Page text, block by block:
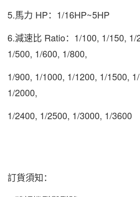
5.馬力 HP：1/16HP~5HP
6.減速比 Ratio： 1/100, 1/150,
1/500, 1/600, 1/800,
1/900, 1/1000, 1/1200, 1/1500,
1/2000,
1/2400, 1/2500, 1/3000, 1/3600
訂貨須知：